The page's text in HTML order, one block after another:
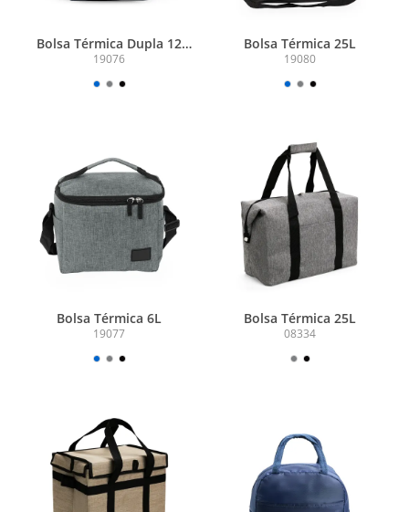
Bolsa Térmica Dupla 12
Litros
19076
Bolsa Térmica 25L
19080
Bolsa Térmica 6L
19077
Bolsa Térmica 25L
08334